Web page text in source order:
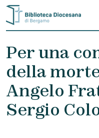
Skip to content
Per una
della
Angelo
Sergio